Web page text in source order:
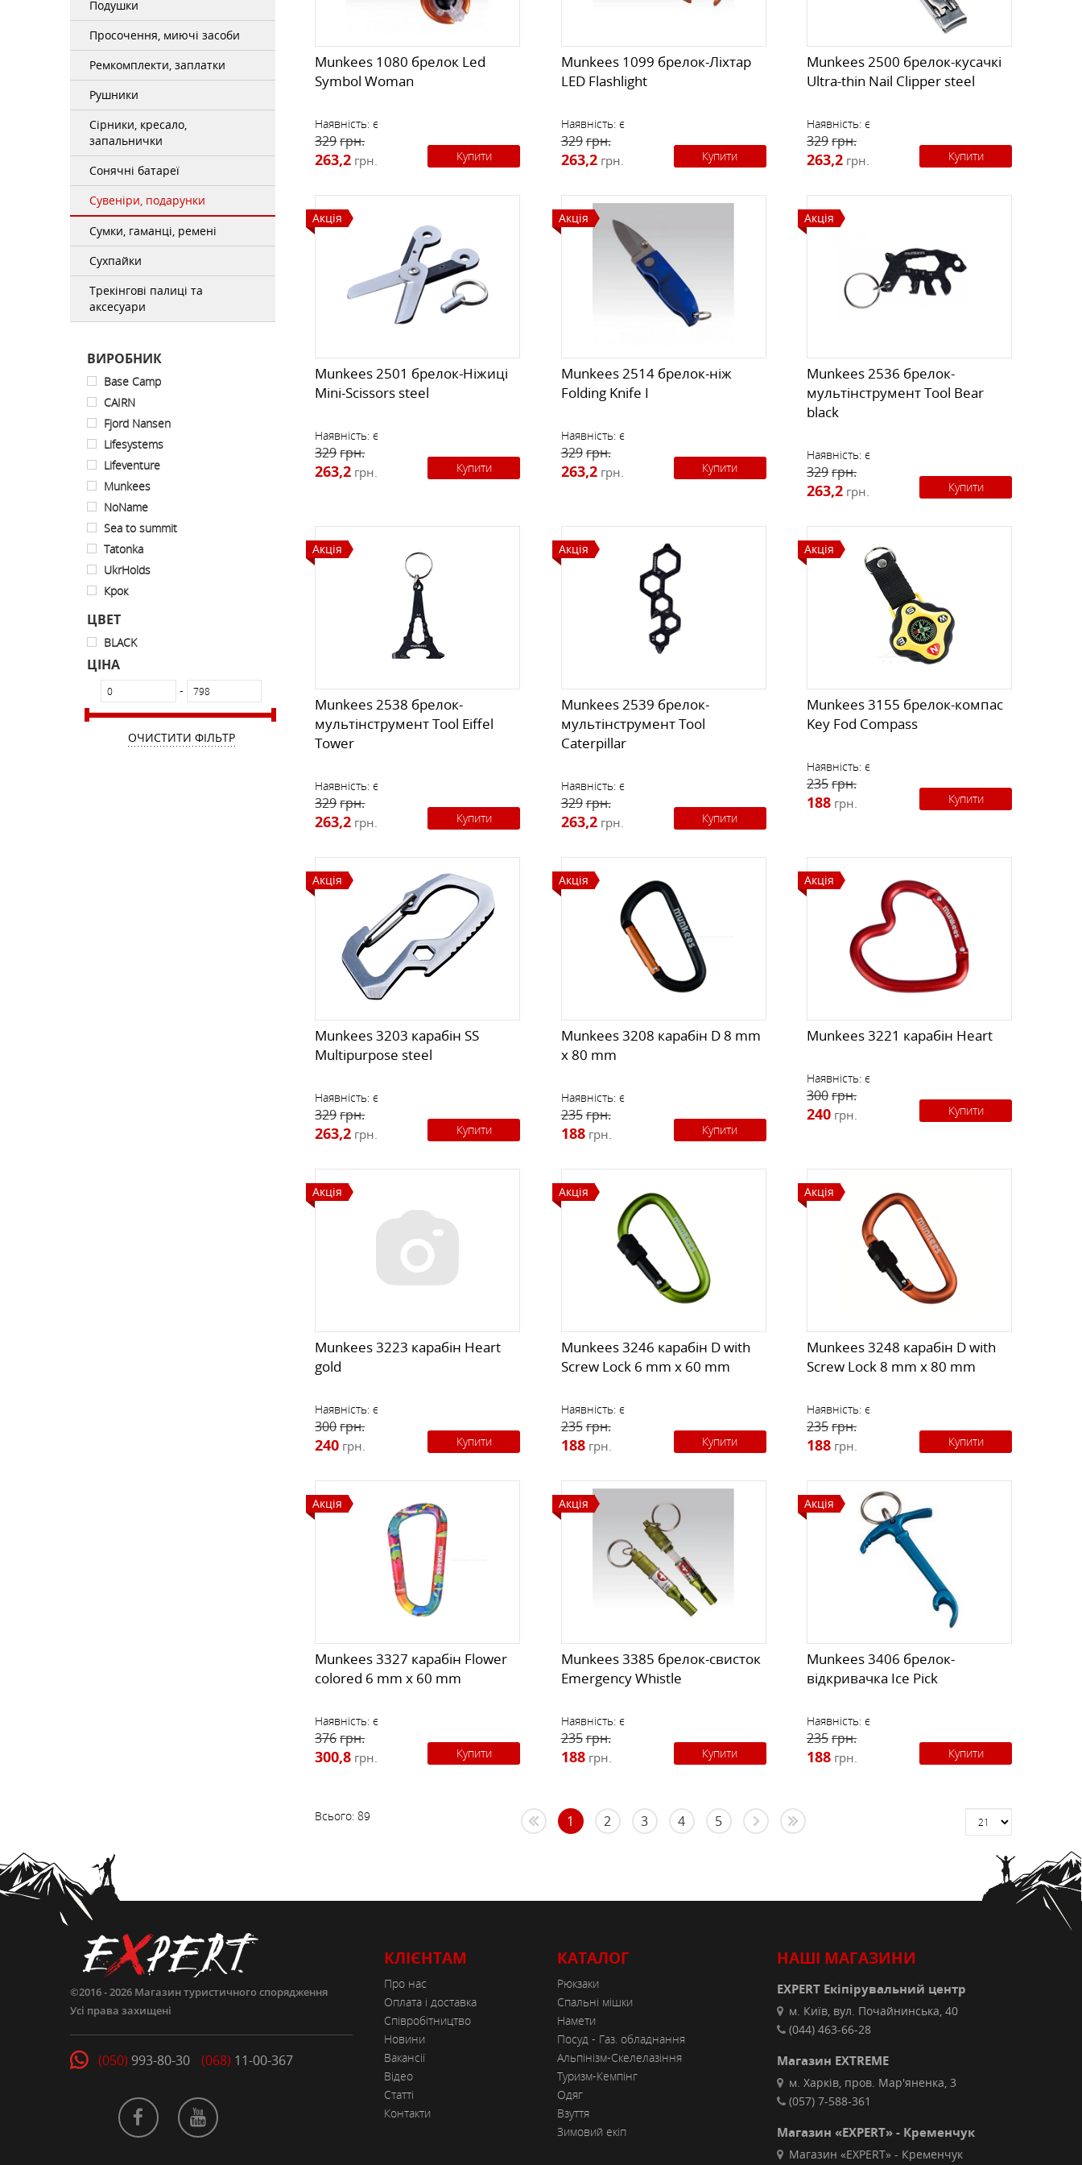
Подушки
Просочення, миючі засоби
Ремкомплекти, заплатки
Рушники
Сірники, кресало,
запальнички
Сонячні батареї
Сувеніри, подарунки
Сумки, гаманці, ремені
Сухпайки
Трекінгові палиці та
аксесуари
ВИРОБНИК
Base Camp
CAIRN
Fjord Nansen
Lifesystems
Lifeventure
Munkees
NoName
Sea to summit
Tatonka
UkrHolds
Крок
ЦВЕТ
BLACK
ЦІНА
-
ОЧИСТИТИ ФІЛЬТР
Munkees 1080 брелок Led
Symbol Woman
Наявність: є
329грн.
263,2 грн. Купити
Munkees 1099 брелок-Ліхтар
LED Flashlight
Наявність: є
329грн.
263,2 грн. Купити
Munkees 2500 брелок-кусачкі
Ultra-thin Nail Clipper steel
Наявність: є
329грн.
263,2 грн. Купити
Акція
Munkees 2501 брелок-Ніжиці
Mini-Scissors steel
Наявність: є
329грн.
263,2 грн. Купити
Акція
Munkees 2514 брелок-ніж
Folding Knife I
Наявність: є
329грн.
263,2 грн. Купити
Акція
Munkees 2536 брелок-
мультінструмент Tool Bear
black
Наявність: є
329грн.
263,2 грн. Купити
Акція
Munkees 2538 брелок-
мультінструмент Tool Eiffel
Tower
Наявність: є
329грн.
263,2 грн. Купити
Акція
Munkees 2539 брелок-
мультінструмент Tool
Caterpillar
Наявність: є
329грн.
263,2 грн. Купити
Акція
Munkees 3155 брелок-компас
Key Fod Compass
Наявність: є
235грн.
188 грн. Купити
Акція
Munkees 3203 карабін SS
Multipurpose steel
Наявність: є
329грн.
263,2 грн. Купити
Акція
Munkees 3208 карабін D 8 mm
x 80 mm
Наявність: є
235грн.
188 грн. Купити
Акція
Munkees 3221 карабін Heart
Наявність: є
300грн.
240 грн. Купити
Акція
Munkees 3223 карабін Heart
gold
Наявність: є
300грн.
240 грн. Купити
Акція
Munkees 3246 карабін D with
Screw Lock 6 mm x 60 mm
Наявність: є
235грн.
188 грн. Купити
Акція
Munkees 3248 карабін D with
Screw Lock 8 mm x 80 mm
Наявність: є
235грн.
188 грн. Купити
Акція
Munkees 3327 карабін Flower
colored 6 mm x 60 mm
Наявність: є
376грн.
300,8 грн. Купити
Акція
Munkees 3385 брелок-свисток
Emergency Whistle
Наявність: є
235грн.
188 грн. Купити
Акція
Munkees 3406 брелок-
відкривачка Ice Pick
Наявність: є
235грн.
188 грн. Купити
Всього: 89 1 2 3 4 5
©2016 - 2026 Магазин туристичного спорядження
Усі права захищені
(050) 993-80-30 (068) 11-00-367
КЛІЄНТАМ
Про нас
Оплата і доставка
Співробітництво
Новини
Вакансії
Відео
Статті
Контакти
КАТАЛОГ
Рюкзаки
Спальні мішки
Намети
Посуд - Газ. обладнання
Альпінізм-Скелелазіння
Туризм-Кемпінг
Одяг
Взуття
Зимовий екіп
НАШІ МАГАЗИНИ
EXPERT Екіпірувальний центр
м. Київ, вул. Почайнинська, 40
(044) 463-66-28
Магазин EXTREME
м. Харків, пров. Мар'яненка, 3
(057) 7-588-361
Магазин «EXPERT» - Кременчук
Магазин «EXPERT» - Кременчук